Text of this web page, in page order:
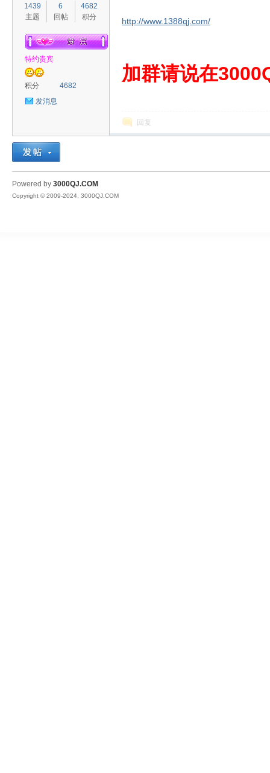
QJ
1439
主题
6
回帖
4682
积分
特约贵宾
积分
4682
发消息
http://www.1388qj.com/
加群请说在
回复
Powered by 3000QJ.COM
Copyright © 2009-2024, 3000QJ.COM